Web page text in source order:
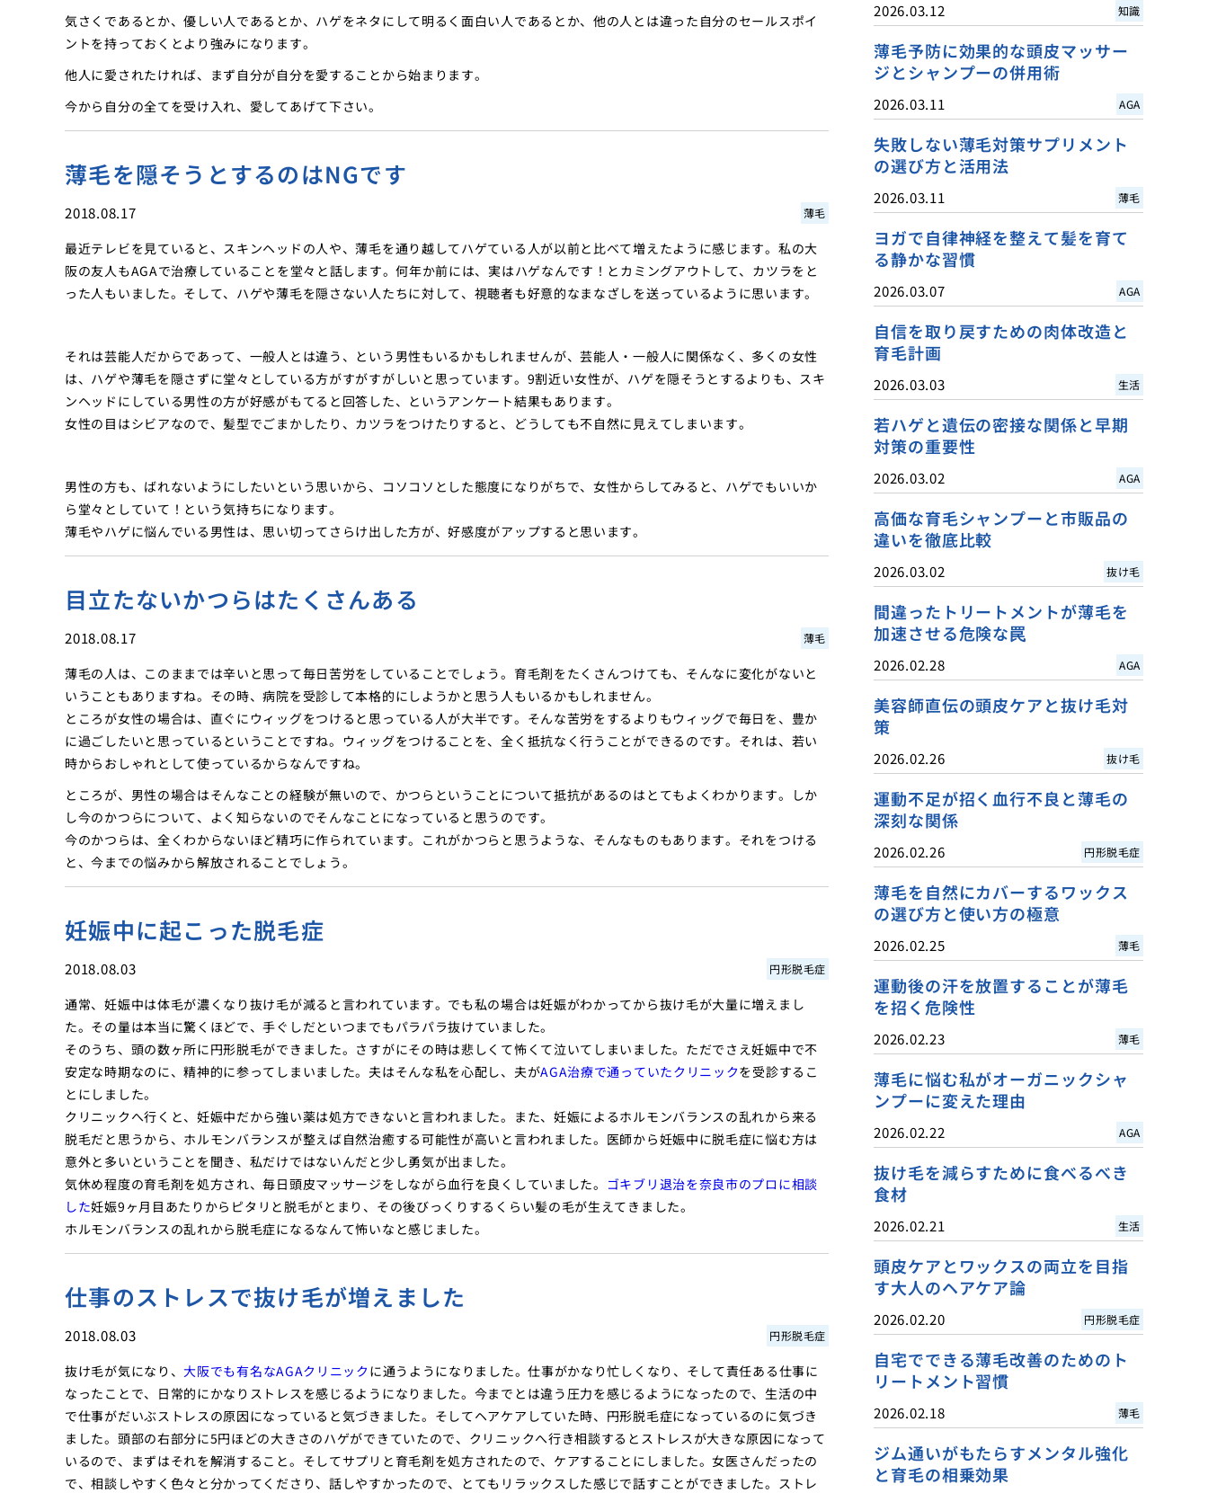
気さくであるとか、優しい人であるとか、ハゲをネタにして明るく面白い人であるとか、他の人とは違った自分のセールスポイ
ントを持っておくとより強みになります。
他人に愛されたければ、まず自分が自分を愛することから始まります。
今から自分の全てを受け入れ、愛してあげて下さい。
薄毛を隠そうとするのはNGです
2018.08.17 薄毛
最近テレビを見ていると、スキンヘッドの人や、薄毛を通り越してハゲている人が以前と比べて増えたように感じます。私の大
阪の友人もAGAで治療していることを堂々と話します。何年か前には、実はハゲなんです！とカミングアウトして、カツラをと
った人もいました。そして、ハゲや薄毛を隠さない人たちに対して、視聴者も好意的なまなざしを送っているように思います。
それは芸能人だからであって、一般人とは違う、という男性もいるかもしれませんが、芸能人・一般人に関係なく、多くの女性
は、ハゲや薄毛を隠さずに堂々としている方がすがすがしいと思っています。9割近い女性が、ハゲを隠そうとするよりも、スキ
ンヘッドにしている男性の方が好感がもてると回答した、というアンケート結果もあります。
女性の目はシビアなので、髪型でごまかしたり、カツラをつけたりすると、どうしても不自然に見えてしまいます。
男性の方も、ばれないようにしたいという思いから、コソコソとした態度になりがちで、女性からしてみると、ハゲでもいいか
ら堂々としていて！という気持ちになります。
薄毛やハゲに悩んでいる男性は、思い切ってさらけ出した方が、好感度がアップすると思います。
目立たないかつらはたくさんある
2018.08.17 薄毛
薄毛の人は、このままでは辛いと思って毎日苦労をしていることでしょう。育毛剤をたくさんつけても、そんなに変化がないと
いうこともありますね。その時、病院を受診して本格的にしようかと思う人もいるかもしれません。
ところが女性の場合は、直ぐにウィッグをつけると思っている人が大半です。そんな苦労をするよりもウィッグで毎日を、豊か
に過ごしたいと思っているということですね。ウィッグをつけることを、全く抵抗なく行うことができるのです。それは、若い
時からおしゃれとして使っているからなんですね。
ところが、男性の場合はそんなことの経験が無いので、かつらということについて抵抗があるのはとてもよくわかります。しか
し今のかつらについて、よく知らないのでそんなことになっていると思うのです。
今のかつらは、全くわからないほど精巧に作られています。これがかつらと思うような、そんなものもあります。それをつける
と、今までの悩みから解放されることでしょう。
妊娠中に起こった脱毛症
2018.08.03 円形脱毛症
通常、妊娠中は体毛が濃くなり抜け毛が減ると言われています。でも私の場合は妊娠がわかってから抜け毛が大量に増えまし
た。その量は本当に驚くほどで、手ぐしだといつまでもパラパラ抜けていました。
そのうち、頭の数ヶ所に円形脱毛ができました。さすがにその時は悲しくて怖くて泣いてしまいました。ただでさえ妊娠中で不
安定な時期なのに、精神的に参ってしまいました。夫はそんな私を心配し、夫がAGA治療で通っていたクリニックを受診するこ
とにしました。
クリニックへ行くと、妊娠中だから強い薬は処方できないと言われました。また、妊娠によるホルモンバランスの乱れから来る
脱毛だと思うから、ホルモンバランスが整えば自然治癒する可能性が高いと言われました。医師から妊娠中に脱毛症に悩む方は
意外と多いということを聞き、私だけではないんだと少し勇気が出ました。
気休め程度の育毛剤を処方され、毎日頭皮マッサージをしながら血行を良くしていました。 ゴキブリ退治を奈良市のプロに相談
した妊娠9ヶ月目あたりからピタリと脱毛がとまり、その後びっくりするくらい髪の毛が生えてきました。
ホルモンバランスの乱れから脱毛症になるなんて怖いなと感じました。
仕事のストレスで抜け毛が増えました
2018.08.03 円形脱毛症
抜け毛が気になり、 大阪でも有名なAGAクリニック に通うようになりました。仕事がかなり忙しくなり、そして責任ある仕事に
なったことで、日常的にかなりストレスを感じるようになりました。今までとは違う圧力を感じるようになったので、生活の中
で仕事がだいぶストレスの原因になっていると気づきました。そしてヘアケアしていた時、円形脱毛症になっているのに気づき
ました。頭部の右部分に5円ほどの大きさのハゲができていたので、クリニックへ行き相談するとストレスが大きな原因になって
いるので、まずはそれを解消すること。そしてサプリと育毛剤を処方されたので、ケアすることにしました。女医さんだったの
で、相談しやすく色々と分かってくださり、話しやすかったので、とてもリラックスした感じで話すことができました。ストレ
2026.03.12 知識
薄毛予防に効果的な頭皮マッサー
ジとシャンプーの併用術
2026.03.11 AGA
失敗しない薄毛対策サプリメント
の選び方と活用法
2026.03.11 薄毛
ヨガで自律神経を整えて髪を育て
る静かな習慣
2026.03.07 AGA
自信を取り戻すための肉体改造と
育毛計画
2026.03.03 生活
若ハゲと遺伝の密接な関係と早期
対策の重要性
2026.03.02 AGA
高価な育毛シャンプーと市販品の
違いを徹底比較
2026.03.02 抜け毛
間違ったトリートメントが薄毛を
加速させる危険な罠
2026.02.28 AGA
美容師直伝の頭皮ケアと抜け毛対
策
2026.02.26 抜け毛
運動不足が招く血行不良と薄毛の
深刻な関係
2026.02.26 円形脱毛症
薄毛を自然にカバーするワックス
の選び方と使い方の極意
2026.02.25 薄毛
運動後の汗を放置することが薄毛
を招く危険性
2026.02.23 薄毛
薄毛に悩む私がオーガニックシャ
ンプーに変えた理由
2026.02.22 AGA
抜け毛を減らすために食べるべき
食材
2026.02.21 生活
頭皮ケアとワックスの両立を目指
す大人のヘアケア論
2026.02.20 円形脱毛症
自宅でできる薄毛改善のためのト
リートメント習慣
2026.02.18 薄毛
ジム通いがもたらすメンタル強化
と育毛の相乗効果